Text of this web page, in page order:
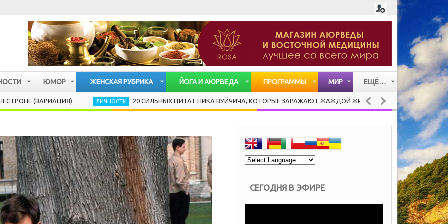
ЮМОР
ЖЕНСКАЯ РУБРИКА
ЙОГА И АЮРВЕДА
ПРОГРАММЫ МИР ЕЩЁ…
СТАТЬИ
ЛИЧНОСТИ 20 СИЛЬНЫХ ЦИТАТ НИКА ВУЙЧИЧА, КОТОРЫЕ ЗАРАЖАЮТ ЖАЖДОЙ ЖИЗНИ ЗДОРОВАЯ КУХНЯ
СЕГОДНЯ В ЭФИРЕ